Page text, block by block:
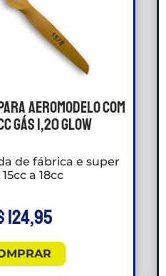
aeromodelo com
gás 1,20 Glow
de fábrica e super
a 18cc
124,95